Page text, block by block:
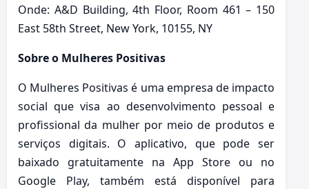
Onde: A&D Building, 4th Floor, Room 461 – 150
East 58th Street, New York, 10155, NY
Sobre o Mulheres Positivas
O Mulheres Positivas é uma empresa de impacto
social que visa ao desenvolvimento pessoal e
profissional da mulher por meio de produtos e
serviços digitais. O aplicativo, que pode ser
baixado gratuitamente na App Store ou no
Google Play, também está disponível para